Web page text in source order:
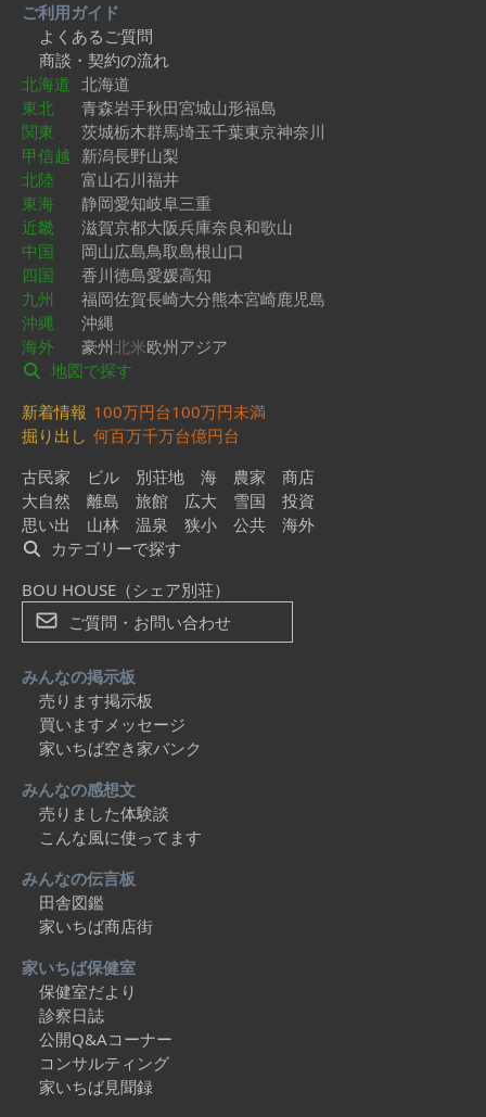
ご利用ガイド
よくあるご質問
商談・契約の流れ
北海道 北海道
東北
青森岩手秋田宮城山形福島
関東
茨城栃木群馬埼玉千葉東京神奈川
甲信越 新潟長野山梨
北陸
富山石川福井
東海
静岡愛知岐阜三重
近畿
滋賀京都大阪兵庫奈良和歌山
中国
岡山広島鳥取島根山口
四国
香川徳島愛媛高知
九州
福岡佐賀長崎大分熊本宮崎鹿児島
沖縄
沖縄
海外
豪州北米欧州アジア
地図で探す
新着情報 100万円台100万円未満
掘り出し 何百万千万台億円台
古民家
ビル 別荘地 海 農家
商店
大自然
離島 旅館 広大 雪国
投資
思い出
山林 温泉 狭小 公共
海外
カテゴリーで探す
BOU HOUSE（シェア別荘）
ご質問・お問い合わせ
みんなの掲示板
売ります掲示板
買いますメッセージ
家いちば空き家バンク
みんなの感想文
売りました体験談
こんな風に使ってます
みんなの伝言板
田舎図鑑
家いちば商店街
家いちば保健室
保健室だより
診察日誌
公開Q&Aコーナー
コンサルティング
家いちば見聞録